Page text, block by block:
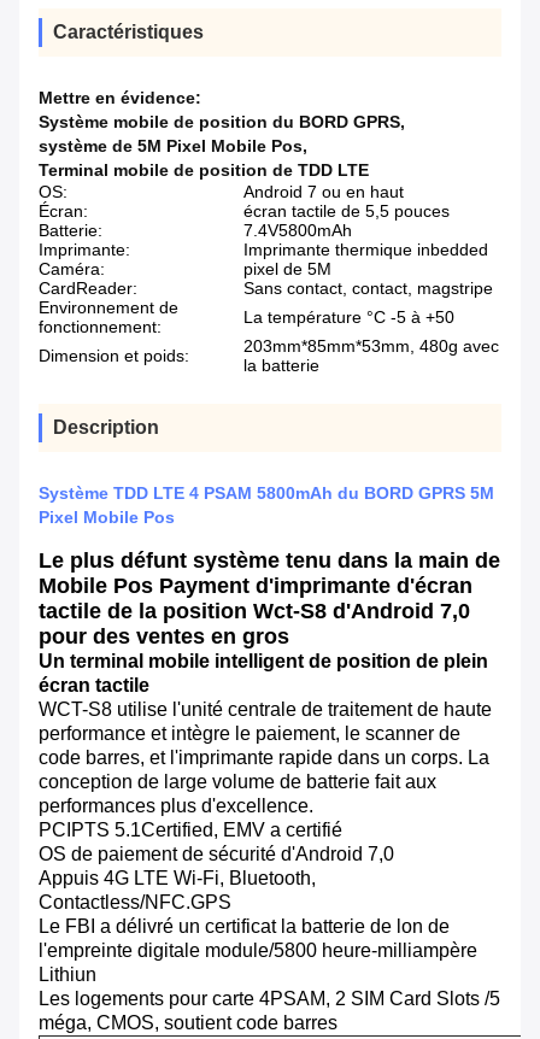
Caractéristiques
Mettre en évidence:
Système mobile de position du BORD GPRS,
système de 5M Pixel Mobile Pos,
Terminal mobile de position de TDD LTE
OS:
Android 7 ou en haut
Écran:
écran tactile de 5,5 pouces
Batterie:
7.4V5800mAh
Imprimante:
Imprimante thermique inbedded
Caméra:
pixel de 5M
CardReader:
Sans contact, contact, magstripe
Environnement de
fonctionnement:
La température °C -5 à +50
Dimension et poids:
203mm*85mm*53mm, 480g avec
la batterie
Description
Système TDD LTE 4 PSAM 5800mAh du BORD GPRS 5M
Pixel Mobile Pos
Le plus défunt système tenu dans la main de
Mobile Pos Payment d'imprimante d'écran
tactile de la position Wct-S8 d'Android 7,0
pour des ventes en gros
Un terminal mobile intelligent de position de plein
écran tactile
WCT-S8 utilise l'unité centrale de traitement de haute
performance et intègre le paiement, le scanner de
code barres, et l'imprimante rapide dans un corps. La
conception de large volume de batterie fait aux
performances plus d'excellence.
PCIPTS 5.1Certified, EMV a certifié
OS de paiement de sécurité d'Android 7,0
Appuis 4G LTE Wi-Fi, Bluetooth,
Contactless/NFC.GPS
Le FBI a délivré un certificat la batterie de lon de
l'empreinte digitale module/5800 heure-milliampère
Lithiun
Les logements pour carte 4PSAM, 2 SIM Card Slots /5
méga, CMOS, soutient code barres